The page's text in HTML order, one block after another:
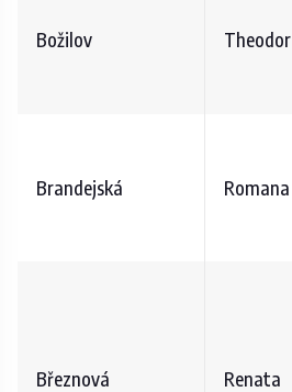
Božilov Theodor
Brandejská Romana
Březnová Renata